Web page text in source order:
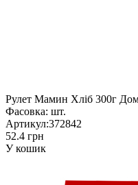
Рулет Мамин Хліб 300г
Фасовка: шт.
Артикул:372842
52.4 грн
У кошик